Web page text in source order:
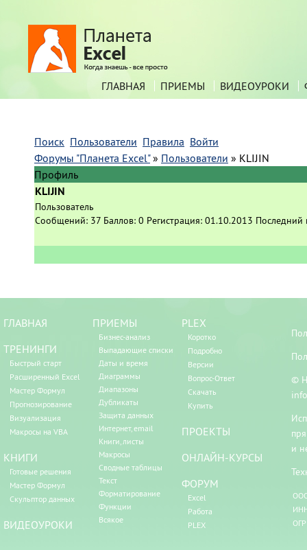
ГЛАВНАЯ ПРИЕМЫ ВИДЕОУРОКИ
Поиск Пользователи Правила Войти
Форумы "Планета Excel" » Пользователи » KLIJIN
Профиль
KLIJIN
Пользователь
Сообщений: 37 Баллов: 0 Регистрация: 01.10.2013 Последний
ГЛАВНАЯ
ТРЕНИНГИ
Быстрый старт
Расширенный Excel
Мастер Формул
Прогнозирование
Визуализация
Макросы на VBA
КНИГИ
Готовые решения
Мастер Формул
Скульптор данных
ВИДЕОУРОКИ
ПРИЕМЫ
Бизнес-анализ
Выпадающие списки
Даты и время
Диаграммы
Диапазоны
Дубликаты
Защита данных
Интернет, email
Книги, листы
Макросы
Сводные таблицы
Текст
Форматирование
Функции
Всякое
PLEX
Коротко
Подробно
Версии
Вопрос-Ответ
Скачать
Купить
ПРОЕКТЫ
ОНЛАЙН-КУРСЫ
ФОРУМ
Excel
Работа
PLEX
©
и